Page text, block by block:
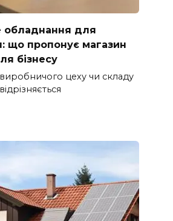
обладнання для
що пропонує магазин
бізнесу
цеху чи складу